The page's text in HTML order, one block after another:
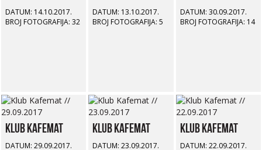
DATUM: 14.10.2017.
BROJ FOTOGRAFIJA: 32
DATUM: 13.10.2017.
BROJ FOTOGRAFIJA: 5
DATUM: 30.09.2017.
BROJ FOTOGRAFIJA: 14
Klub Kafemat
DATUM: 29.09.2017.
Klub Kafemat
DATUM: 23.09.2017.
Klub Kafemat
DATUM: 22.09.2017.